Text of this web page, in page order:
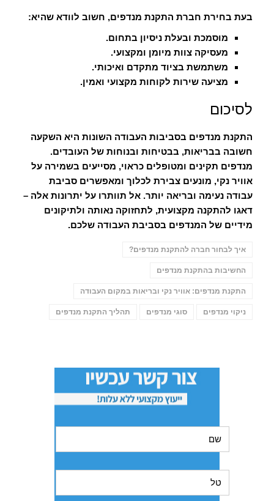
בעת בחירת חברת התקנת מנדפים, חשוב לוודא שהיא:
מוסמכת ובעלת ניסיון בתחום.
מעסיקה צוות מיומן ומקצועי.
משתמשת בציוד מתקדם ואיכותי.
מציעה שירות לקוחות מקצועי ואמין.
לסיכום
התקנת מנדפים בסביבות העבודה השונות היא השקעה
חשובה בבריאות, בבטיחות ובנוחות של העובדים.
מנדפים תקינים ומטופלים כראוי, מסייעים בשמירה על
אוויר נקי, מונעים צבירת לכלוך ומאפשרים סביבת
עבודה נעימה ובריאה יותר. אל תוותרו על יתרונות אלה –
דאגו להתקנה מקצועית, לתחזוקה נאותה ולתיקונים
מידיים של המנדפים בסביבת העבודה שלכם.
איך לבחור חברה להתקנת מנדפים?
החשיבות בהתקנת מנדפים
התקנת מנדפים: אוויר נקי ובריאות במקום העבודה
ניקוי מנדפים סוגי מנדפים תהליך התקנת מנדפים